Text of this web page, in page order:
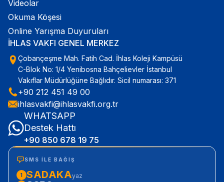
Videolar
Okuma Köşesi
Online Yarışma Duyuruları
İHLAS VAKFI GENEL MERKEZ
Çobançeşme Mah. Fatih Cad. İhlas Koleji Kampüsü
C-Blok No: 1/4 Yenibosna Bahçelievler İstanbul
Vakıflar Müdürlüğüne Bağlıdır. Sicil numarası: 371
+90 212 451 49 00
ihlasvakfi@ihlasvakfi.org.tr
WHATSAPP
Destek Hattı
+90 850 678 19 75
SMS ILE BAĞIŞ
1 SADAKAyaz